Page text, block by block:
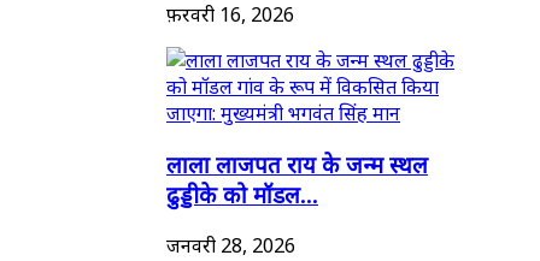
फ़रवरी 16, 2026
लाला लाजपत राय के जन्म स्थल
ढुड्डीके को मॉडल...
जनवरी 28, 2026